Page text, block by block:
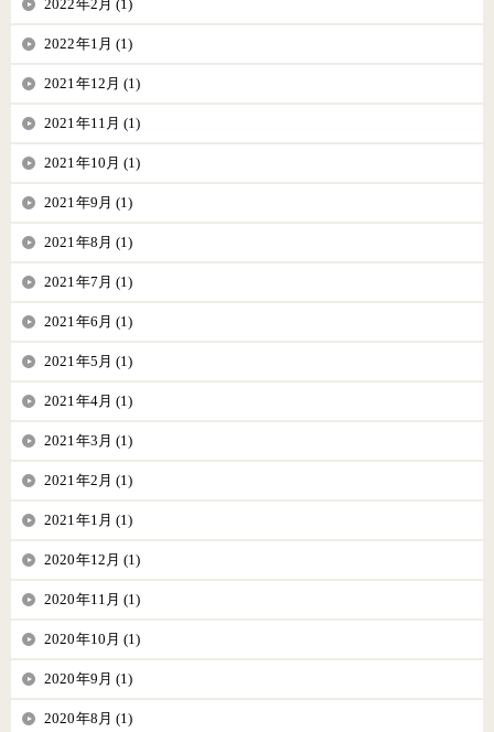
2022年2月 (1)
2022年1月 (1)
2021年12月 (1)
2021年11月 (1)
2021年10月 (1)
2021年9月 (1)
2021年8月 (1)
2021年7月 (1)
2021年6月 (1)
2021年5月 (1)
2021年4月 (1)
2021年3月 (1)
2021年2月 (1)
2021年1月 (1)
2020年12月 (1)
2020年11月 (1)
2020年10月 (1)
2020年9月 (1)
2020年8月 (1)